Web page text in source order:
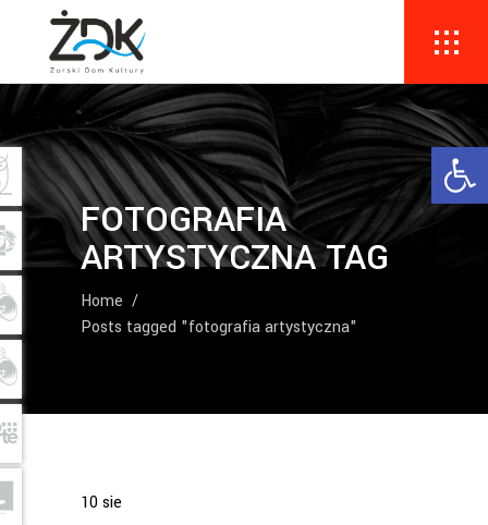
FOTOGRAFIA
ARTYSTYCZNA TAG
Home /
Posts tagged "fotografia artystyczna"
10sie